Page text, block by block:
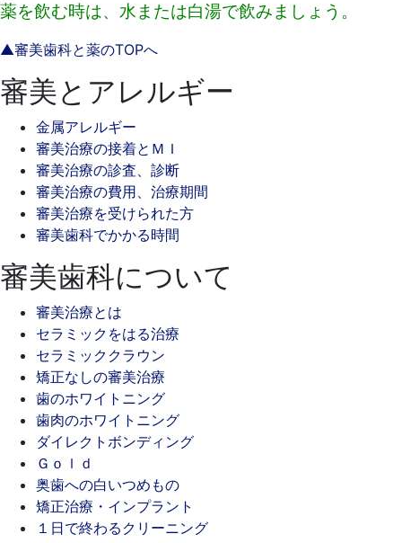
薬を飲む時は、水または白湯で飲みましょう。
▲審美歯科と薬のTOPへ
審美とアレルギー
金属アレルギー
審美治療の接着とＭＩ
審美治療の診査、診断
審美治療の費用、治療期間
審美治療を受けられた方
審美歯科でかかる時間
審美歯科について
審美治療とは
セラミックをはる治療
セラミッククラウン
矯正なしの審美治療
歯のホワイトニング
歯肉のホワイトニング
ダイレクトボンディング
Ｇｏｌｄ
奥歯への白いつめもの
矯正治療・インプラント
１日で終わるクリーニング